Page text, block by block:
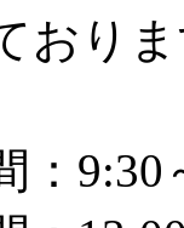
りま
：9:30